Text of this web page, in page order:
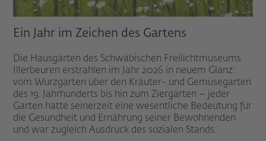
Ein Jahr im Zeichen des Gartens
Die Hausgärten des Schwäbischen Freilichtmuseums
Illerbeuren erstrahlen im Jahr 2026 in neuem Glanz:
vom Wurzgarten über den Kräuter- und Gemüsegarten
des 19. Jahrhunderts bis hin zum Ziergarten – jeder
Garten hatte seinerzeit eine wesentliche Bedeutung für
die Gesundheit und Ernährung seiner Bewohnenden
und war zugleich Ausdruck des sozialen Stands.